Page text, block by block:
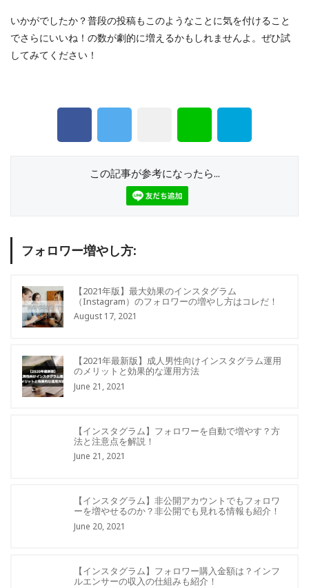
いかがでしたか？普段の投稿もこのようなことに気を付けること
でさらにいいね！の数が劇的に増えるかもしれませんよ。ぜひ試
してみてください！
この記事が参考になったら...
フォロワー増やし方:
【2021年版】最大効果のインスタグラム
（Instagram）のフォロワーの増やし方はコレだ！
August 17, 2021
【2021年最新版】成人男性向けインスタグラム運用
のメリットと効果的な運用方法
June 21, 2021
【インスタグラム】フォロワーを自動で増やす？方
法と注意点を解説！
June 21, 2021
【インスタグラム】非公開アカウントでもフォロワ
ーを増やせるのか？非公開でも見れる情報も紹介！
June 20, 2021
【インスタグラム】フォロワー購入金額は？インフ
ルエンサーの収入の仕組みも紹介！